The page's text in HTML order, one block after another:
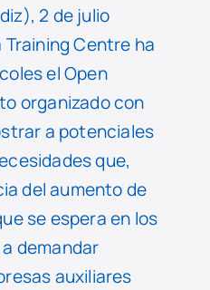
2 de julio
Centre ha
el Open
organizado con
a potenciales
que,
del aumento de
se espera en los
demandar
auxiliares